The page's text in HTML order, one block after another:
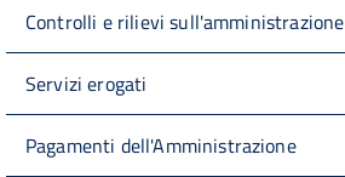
Controlli e rilievi sull'amministrazione
Servizi erogati
Pagamenti dell'Amministrazione